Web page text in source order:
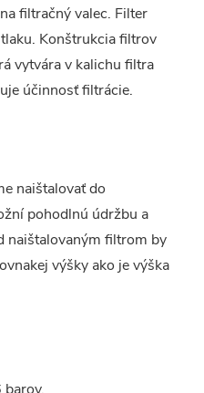
filtračný valec. Filter
Konštrukcia filtrov
vytvára v kalichu filtra
účinnosť filtrácie.
naištalovať do
pohodlnú údržbu a
naištalovaným filtrom by
výšky ako je výška